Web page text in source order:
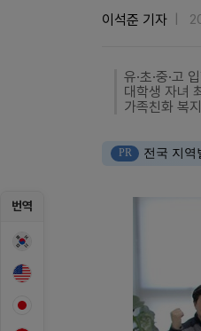
번역
이석준 기자
유·초·중·고
대학생 자녀
가족친화 복
PR 전국 지역